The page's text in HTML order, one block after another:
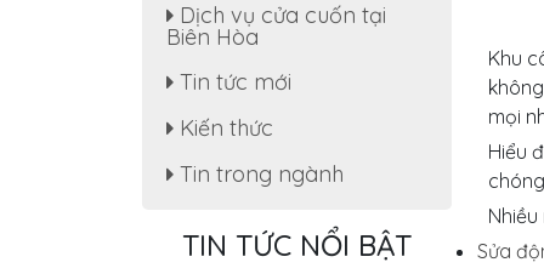
Khu
mọi
Hiểu
Sửa
Dịch vụ cửa cuốn tại
Biên Hòa
Tin tức mới
Kiến thức
Tin trong ngành
TIN TỨC NỔI BẬT
cuốn tại nhà phường Tân
Dịch Vụ Sửa Chữa Cửa
Biên Hòa - Giá Rẻ Tiết
Kiệm